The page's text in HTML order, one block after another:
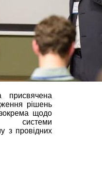
присвячена
рішень
зокрема щодо
системи
з провідних